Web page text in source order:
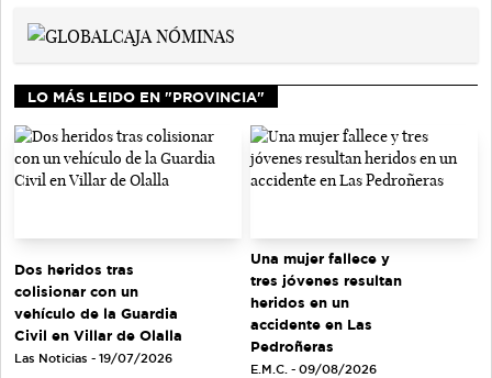
LO MÁS LEIDO EN "PROVINCIA"
Dos heridos tras
colisionar con un
vehículo de la Guardia
Civil en Villar de Olalla
Las Noticias - 19/07/2026
Una mujer fallece y
tres jóvenes resultan
heridos en un
accidente en Las
Pedroñeras
E.M.C. - 09/08/2026